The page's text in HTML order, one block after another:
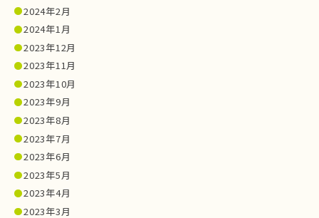
2024年2月
2024年1月
2023年12月
2023年11月
2023年10月
2023年9月
2023年8月
2023年7月
2023年6月
2023年5月
2023年4月
2023年3月